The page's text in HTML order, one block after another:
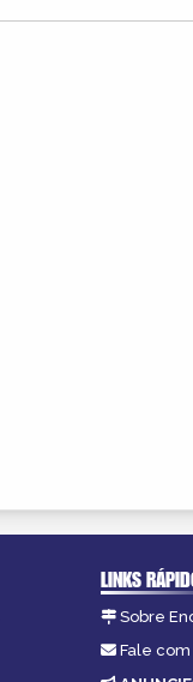
LINKS
Sobre
Fale